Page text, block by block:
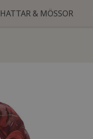
HATTAR & MÖSSOR